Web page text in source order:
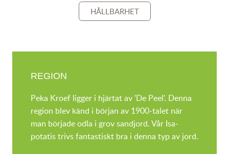
HÅLLBARHET
REGION
Peka Kroef ligger i hjärtat av 'De Peel'. Denna
region blev känd i början av 1900-talet när
man började odla i grov sandjord. Vår Isa-
potatis trivs fantastiskt bra i denna typ av jord.